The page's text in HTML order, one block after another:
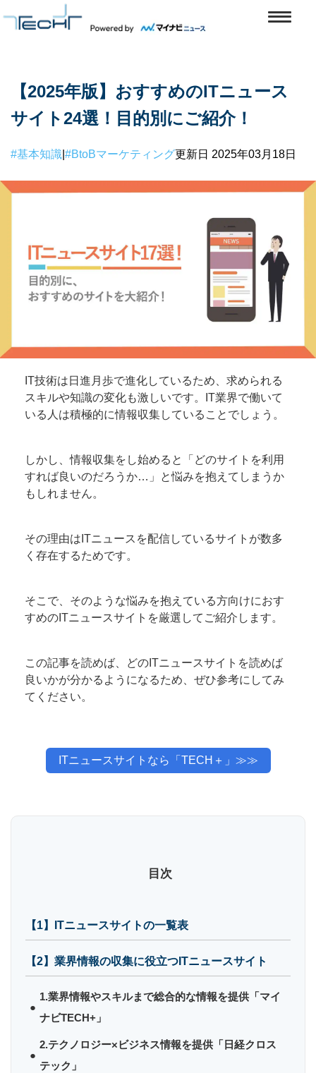
【2025年版】おすすめのITニュース
サイト24選！目的別にご紹介！
#基本知識 #BtoBマーケティング更新日 2025年03月18日
IT技術は日進月歩で進化しているため、求められる
スキルや知識の変化も激しいです。IT業界で働いて
いる人は積極的に情報収集していることでしょう。
しかし、情報収集をし始めると「どのサイトを利用
すれば良いのだろうか…」と悩みを抱えてしまうか
もしれません。
その理由はITニュースを配信しているサイトが数多
く存在するためです。
そこで、そのような悩みを抱えている方向けにおす
すめのITニュースサイトを厳選してご紹介します。
この記事を読めば、どのITニュースサイトを読めば
良いかが分かるようになるため、ぜひ参考にしてみ
てください。
ITニュースサイトなら「TECH＋」≫≫
目次
【1】ITニュースサイトの一覧表
【2】業界情報の収集に役立つITニュースサイト
1.業界情報やスキルまで総合的な情報を提供「マイ
ナビTECH+」
2.テクノロジー×ビジネス情報を提供「日経クロス
テック」